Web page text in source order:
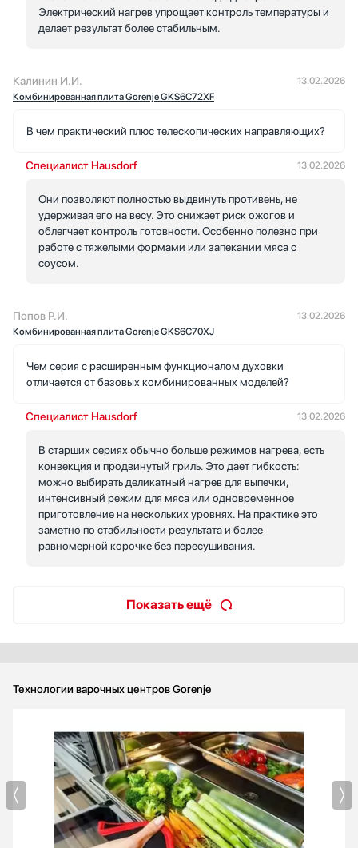
Электрический нагрев упрощает контроль температуры и
делает результат более стабильным.
Калинин И.И.
Комбинированная плита Gorenje GKS6C72XF
13.02.2026
В чем практический плюс телескопических направляющих?
Специалист Hausdorf 13.02.2026
Они позволяют полностью выдвинуть противень, не
удерживая его на весу. Это снижает риск ожогов и
облегчает контроль готовности. Особенно полезно при
работе с тяжелыми формами или запекании мяса с
соусом.
Попов Р.И.
Комбинированная плита Gorenje GKS6C70XJ
13.02.2026
Чем серия с расширенным функционалом духовки
отличается от базовых комбинированных моделей?
Специалист Hausdorf 13.02.2026
В старших сериях обычно больше режимов нагрева, есть
конвекция и продвинутый гриль. Это дает гибкость:
можно выбирать деликатный нагрев для выпечки,
интенсивный режим для мяса или одновременное
приготовление на нескольких уровнях. На практике это
заметно по стабильности результата и более
равномерной корочке без пересушивания.
Показать ещё
Технологии варочных центров Gorenje